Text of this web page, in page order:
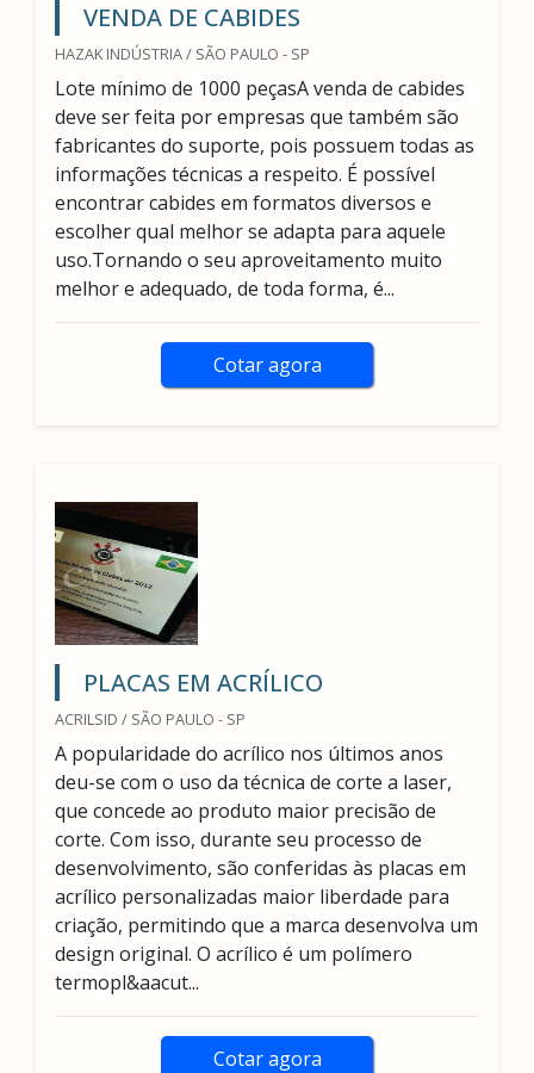
VENDA DE CABIDES
HAZAK INDÚSTRIA / SÃO PAULO - SP
Lote mínimo de 1000 peçasA venda de cabides
deve ser feita por empresas que também são
fabricantes do suporte, pois possuem todas as
informações técnicas a respeito. É possível
encontrar cabides em formatos diversos e
escolher qual melhor se adapta para aquele
uso.Tornando o seu aproveitamento muito
melhor e adequado, de toda forma, é...
Cotar agora
PLACAS EM ACRÍLICO
ACRILSID / SÃO PAULO - SP
A popularidade do acrílico nos últimos anos
deu-se com o uso da técnica de corte a laser,
que concede ao produto maior precisão de
corte. Com isso, durante seu processo de
desenvolvimento, são conferidas às placas em
acrílico personalizadas maior liberdade para
criação, permitindo que a marca desenvolva um
design original. O acrílico é um polímero
termopl&aacut...
Cotar agora